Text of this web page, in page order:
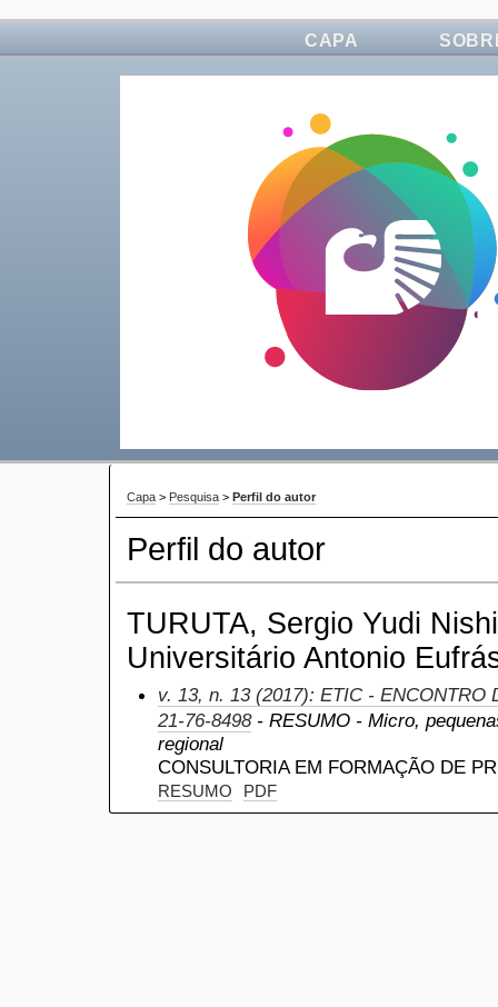
CAPA
Capa > Pesquisa > Perfil do autor
Perfil do autor
TURUTA, Sergio Yudi
Universitário Antonio
v. 13, n. 13 (2017): ETIC - ENCONTRO
21-76-8498- RESUMO - Micro,
regional
CONSULTORIA EM FORMAÇÃO DE
RESUMO PDF